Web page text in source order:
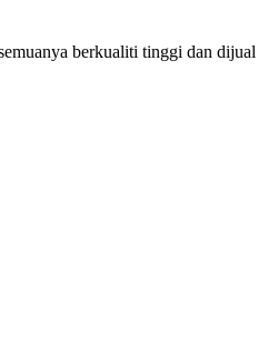
berkualiti tinggi dan dijual